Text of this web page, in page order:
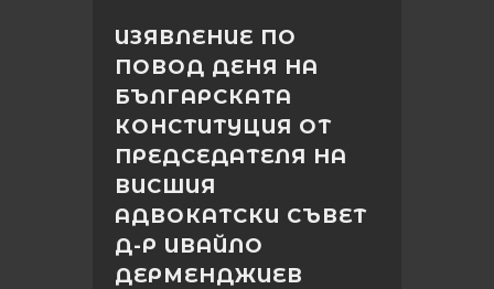
ИЗЯВЛЕНИЕ ПО
ПОВОД ДЕНЯ НА
БЪЛГАРСКАТА
КОНСТИТУЦИЯ ОТ
ПРЕДСЕДАТЕЛЯ НА
ВИСШИЯ
АДВОКАТСКИ СЪВЕТ
Д-Р ИВАЙЛО
ДЕРМЕНДЖИЕВ